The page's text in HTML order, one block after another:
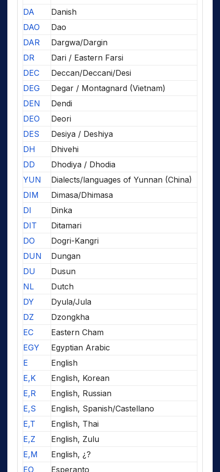
DA
Danish
DAO
Dao
DAR
Dargwa/Dargin
DR
Dari / Eastern Farsi
DEC
Deccan/Deccani/Desi
DEG
Degar / Montagnard (Vietnam)
DEN
Dendi
DEO
Deori
DES
Desiya / Deshiya
DH
Dhivehi
DD
Dhodiya / Dhodia
YUN
Dialects/languages of Yunnan (China)
DIM
Dimasa/Dhimasa
DI
Dinka
DIT
Ditamari
DO
Dogri-Kangri
DUN
Dungan
DU
Dusun
NL
Dutch
DY
Dyula/Jula
DZ
Dzongkha
EC
Eastern Cham
EGY
Egyptian Arabic
E
English
E,K
English, Korean
E,R
English, Russian
E,S
English, Spanish/Castellano
E,T
English, Thai
E,Z
English, Zulu
E,M
English, ¿?
EO
Esperanto